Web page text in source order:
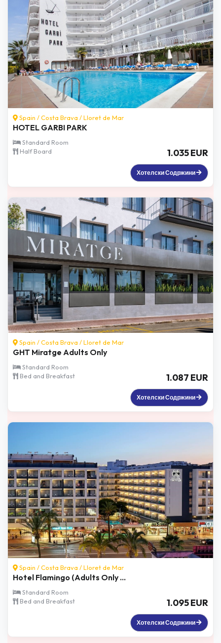
Spain /Costa Brava /Lloret de Mar
HOTEL GARBI PARK
Standard Room
Half Board
1.035 EUR
Хотелски Содржини
Spain /Costa Brava /Lloret de Mar
GHT Miratge Adults Only
Standard Room
Bed and Breakfast
1.087 EUR
Хотелски Содржини
Spain /Costa Brava /Lloret de Mar
Hotel Flamingo (Adults Only ...
Standard Room
Bed and Breakfast
1.095 EUR
Хотелски Содржини